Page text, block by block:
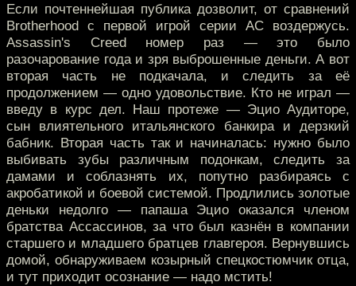
Если почтеннейшая публика дозволит, от сравнений
Brotherhood с первой игрой серии AC воздержусь.
Assassin's Creed номер раз — это было
разочарование года и зря выброшенные деньги. А вот
вторая часть не подкачала, и следить за её
продолжением — одно удовольствие. Кто не играл —
введу в курс дел. Наш протеже — Эцио Аудиторе,
сын влиятельного итальянского банкира и дерзкий
бабник. Вторая часть так и начиналась: нужно было
выбивать зубы различным подонкам, следить за
дамами и соблазнять их, попутно разбираясь с
акробатикой и боевой системой. Продлились золотые
деньки недолго — папаша Эцио оказался членом
братства Ассассинов, за что был казнён в компании
старшего и младшего братцев главгероя. Вернувшись
домой, обнаруживаем козырный спецкостюмчик отца,
и тут приходит осознание — надо мстить!